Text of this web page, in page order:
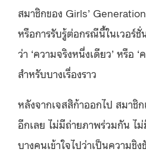
สมาชิกของ Girls’
หรือการรับรู้ต่อกรณีนี้ในเวอร์
ว่า ‘ความจริงหนึ่งเดียว’ หรือ
สำหรับบางเรื่องราว
หลังจากเจสสิก้าออกไป สมาชิ
อีกเลย ไม่มีถ่ายภาพร่วมกัน ไ
บางคนเข้าใจไปว่าเป็นความ